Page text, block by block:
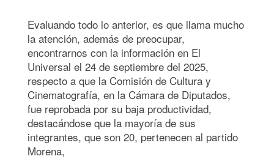
Evaluando todo lo anterior, es que llama mucho
la atención, además de preocupar,
encontrarnos con la información en El
Universal el 24 de septiembre del 2025,
respecto a que la Comisión de Cultura y
Cinematografía, en la Cámara de Diputados,
fue reprobada por su baja productividad,
destacándose que la mayoría de sus
integrantes, que son 20, pertenecen al partido
Morena,